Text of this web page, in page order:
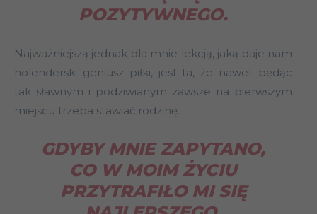
POZYTYWNEGO.
Najważniejszą jednak dla mnie lekcją, jaką daje nam
holenderski geniusz piłki, jest ta, że nawet będąc
tak sławnym i podziwianym zawsze na pierwszym
miejscu trzeba stawiać rodzinę.
GDYBY MNIE ZAPYTANO,
CO W MOIM ŻYCIU
PRZYTRAFIŁO MI SIĘ